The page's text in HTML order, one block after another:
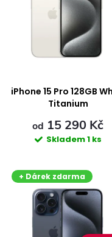
p
o
p
d
iPhone 15 Pro 128GB
Titanium
od 15 290 Kč
Skladem1 ks
+ Dárek zdarma